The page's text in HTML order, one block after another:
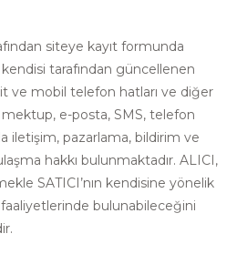
siteye kayıt formunda
tarafından güncellenen
ve mobil telefon hatları ve diğer
e-posta, SMS, telefon
iletişim, pazarlama, bildirim ve
hakkı bulunmaktadır. ALICI,
SATICI’nın kendisine yönelik
bulunabileceğini